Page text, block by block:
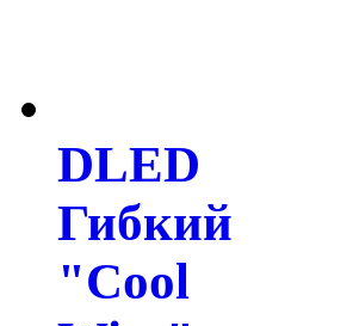
DLED
Гибкий
"Cool